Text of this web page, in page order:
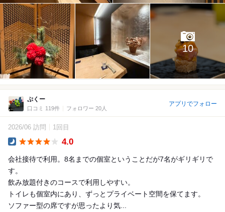
10
ぷくー
口コミ 119件 フォロワー 20人
アプリでフォロー
2026/06 訪問 1回目
4.0
会社接待で利用。8名までの個室ということだが7名がギリギリで
す。
飲み放題付きのコースで利用しやすい。
トイレも個室内にあり、ずっとプライベート空間を保てます。
ソファー型の席ですが思ったより気...